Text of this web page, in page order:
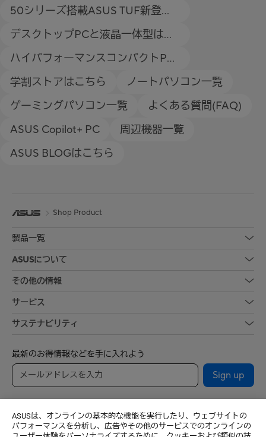
ASUSは、オンラインの基本的な機能を実行したり、ウェブサイトの
パフォーマンスを分析し、広告やその他のサービスでのオンラインの
50シリーズ搭載ASUS TUF新登
デスクトップPCと液晶一体型はこ
ハイパフォーマンスコンパクトPC
学割ストアはこちら
ノートパソコン一覧
ゲーミングパソコン一覧
よくある質問(FAQ)
ASUS Copilot+ PC
周辺機器一覧
ASUS BLOGはこちら
Shop Product
製品一覧
ASUSについて
その他の情報
サービス
サステナビリティ
最新のお得情報などを手に入れよう
Sign up